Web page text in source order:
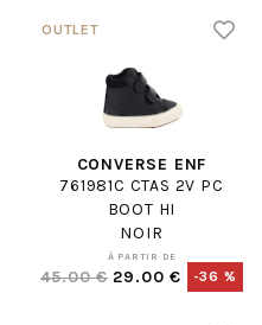
CONVERSE ENF
761981C CTAS 2V PC
BOOT HI
NOIR
À PARTIR DE
45.00 € 29.00 € -36 %